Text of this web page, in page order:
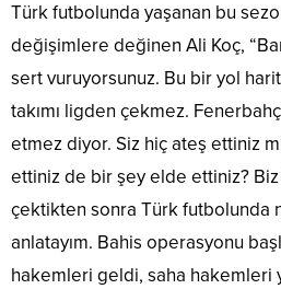
Türk futbolunda yaşanan bu
değişimlere değinen Ali Koç,
sert vuruyorsunuz. Bu bir yol
takımı ligden çekmez.
etmez diyor. Siz hiç ateş ettiniz
ettiniz de bir şey elde ettiniz? Biz
çektikten sonra Türk futbolunda
anlatayım. Bahis operasyonu
hakemleri geldi, saha hakemleri